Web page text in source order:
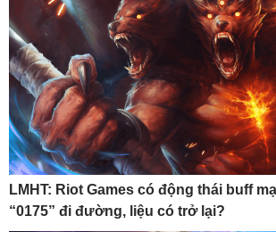
LMHT: Riot Games có động thái buff
“0175” đi đường, liệu có trở lại?